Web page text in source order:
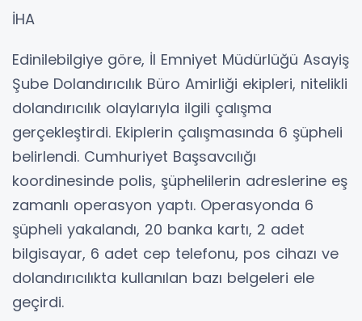
İHA
Edinilebilgiye göre, İl Emniyet Müdürlüğü Asayiş
Şube Dolandırıcılık Büro Amirliği ekipleri, nitelikli
dolandırıcılık olaylarıyla ilgili çalışma
gerçekleştirdi. Ekiplerin çalışmasında 6 şüpheli
belirlendi. Cumhuriyet Başsavcılığı
koordinesinde polis, şüphelilerin adreslerine eş
zamanlı operasyon yaptı. Operasyonda 6
şüpheli yakalandı, 20 banka kartı, 2 adet
bilgisayar, 6 adet cep telefonu, pos cihazı ve
dolandırıcılıkta kullanılan bazı belgeleri ele
geçirdi.